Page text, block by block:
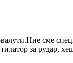
сме
за рудар,